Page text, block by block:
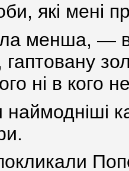
які мені
менша, —
гаптовану
ні в кого